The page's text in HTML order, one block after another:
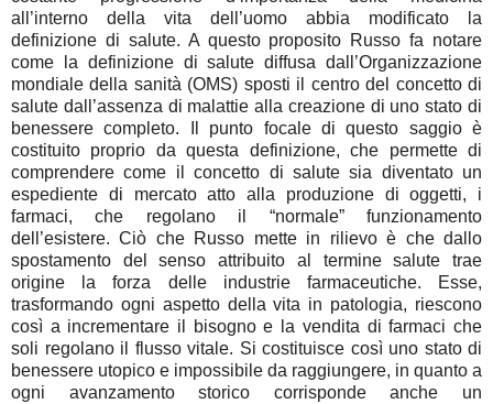
all’interno della vita dell’uomo abbia modificato la
definizione di salute. A questo proposito Russo fa notare
come la definizione di salute diffusa dall’Organizzazione
mondiale della sanità (OMS) sposti il centro del concetto di
salute dall’assenza di malattie alla creazione di uno stato di
benessere completo. Il punto focale di questo saggio è
costituito proprio da questa definizione, che permette di
comprendere come il concetto di salute sia diventato un
espediente di mercato atto alla produzione di oggetti, i
farmaci, che regolano il “normale” funzionamento
dell’esistere. Ciò che Russo mette in rilievo è che dallo
spostamento del senso attribuito al termine salute trae
origine la forza delle industrie farmaceutiche. Esse,
trasformando ogni aspetto della vita in patologia, riescono
così a incrementare il bisogno e la vendita di farmaci che
soli regolano il flusso vitale. Si costituisce così uno stato di
benessere utopico e impossibile da raggiungere, in quanto a
ogni avanzamento storico corrisponde anche un